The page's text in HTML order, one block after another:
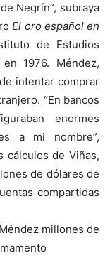
Negrín”, subraya
El oro español en
de Estudios
1976. Méndez,
intentar comprar
“En bancos
enormes
a mi nombre”,
cálculos de Viñas,
de dólares de
compartidas
millones de